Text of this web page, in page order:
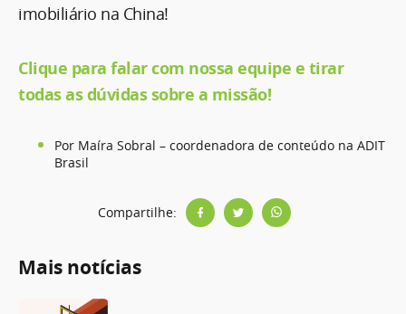
imobiliário na China!
Clique para falar com nossa equipe e tirar
todas as dúvidas sobre a missão!
Por Maíra Sobral – coordenadora de conteúdo na ADIT
Brasil
Compartilhe:
Mais notícias